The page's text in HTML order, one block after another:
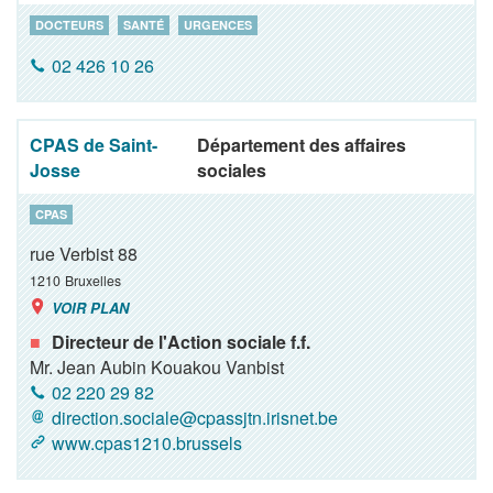
DOCTEURS SANTÉ URGENCES
02 426 10 26
CPAS de Saint-
Josse
Département des affaires
sociales
CPAS
rue Verbist 88
1210 Bruxelles
VOIR PLAN
Directeur de l'Action sociale f.f.
Mr. Jean Aubin Kouakou Vanbist
02 220 29 82
direction.sociale@cpassjtn.irisnet.be
www.cpas1210.brussels